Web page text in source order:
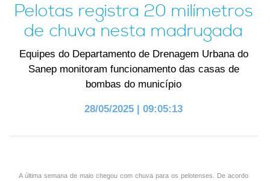
Pelotas registra 20 milímetros
de chuva nesta madrugada
Equipes do Departamento de Drenagem Urbana do
Sanep monitoram funcionamento das casas de
bombas do município
28/05/2025 | 09:05:13
A última semana de maio chegou com chuva para os pelotenses. De acordo